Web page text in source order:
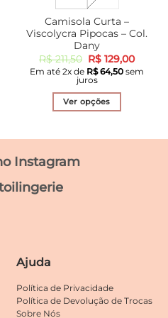
Camisola Curta –
Viscolycra Pipocas – Col.
Dany
R$211,50 O
preço
original
era:
R$ 211,50.
R$ 129,00O
preço
atual
Em até 2x de R$64,50 sem
juros
Ver opções
do
Instagram
Ajuda
Política de Privacidade
Política de Devolução de Trocas
Sobre Nós